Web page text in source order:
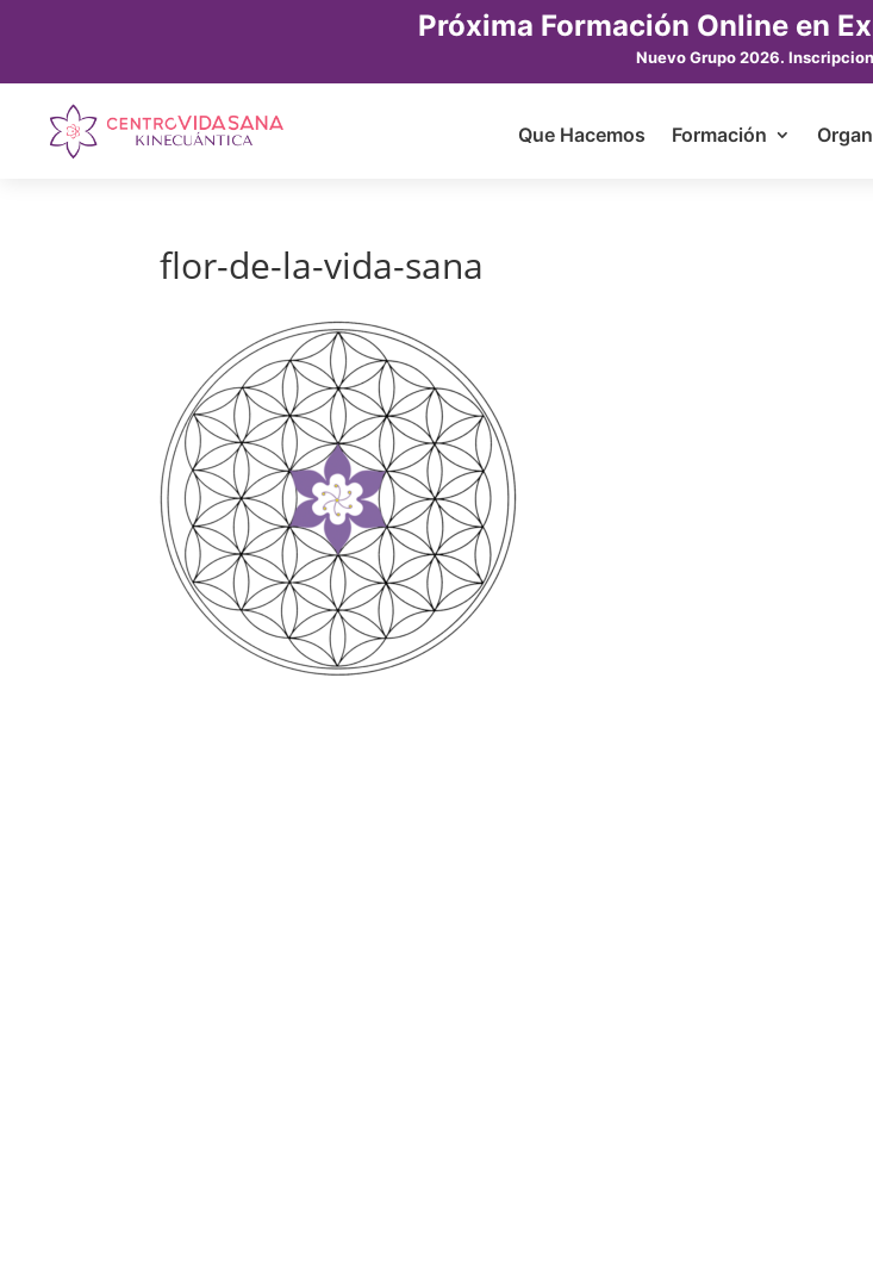
Próxima Formación Online en
Nuevo Grupo 2026.
Que Hacemos Formación
flor-de-la-vida-sana